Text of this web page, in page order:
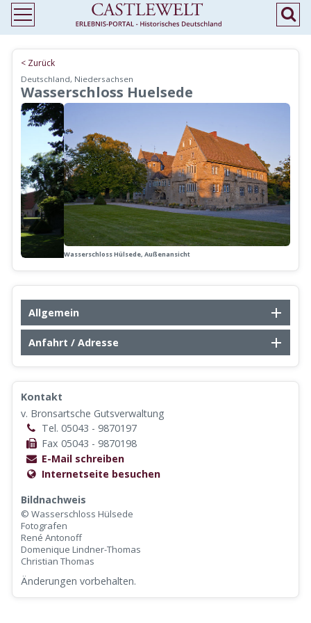
< Zurück
Deutschland, Niedersachsen
Wasserschloss Huelsede
Wasserschloss Hülsede, Außenansicht
Allgemein
Anfahrt / Adresse
Kontakt
v. Bronsartsche Gutsverwaltung
Tel. 05043 - 9870197
Fax 05043 - 9870198
E-Mail schreiben
Internetseite besuchen
Bildnachweis
© Wasserschloss Hülsede
Fotografen
René Antonoff
Domenique Lindner-Thomas
Christian Thomas
Änderungen vorbehalten.